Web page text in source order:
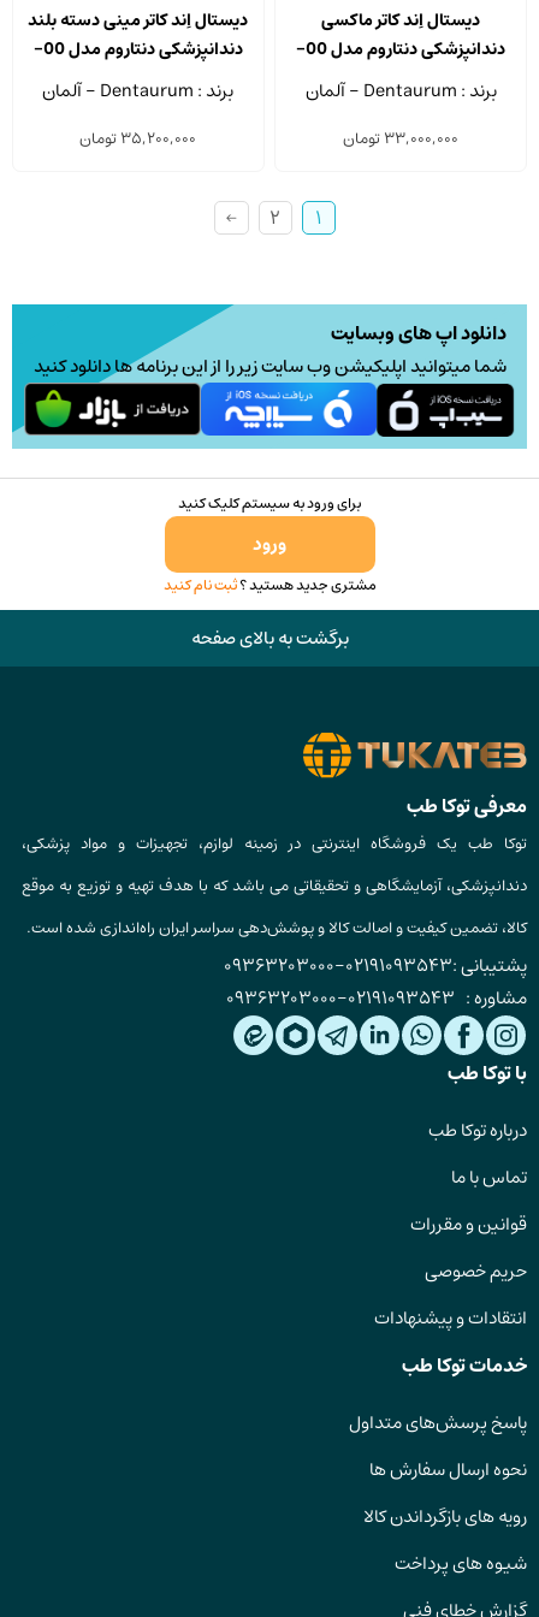
دیستال اِند کاتر ماکسی
دندانپزشکی دنتاروم مدل 00-
برند : Dentaurum - آلمان
33,000,000تومان
دیستال اِند کاتر مینی دسته بلند
دندانپزشکی دنتاروم مدل 00-
برند : Dentaurum - آلمان
35,200,000تومان
1
2
←
دانلود اپ های وبسایت
شما میتوانید اپلیکیشن وب سایت زیر را از این برنامه ها دانلود کنید
برای ورود به سیستم کلیک کنید
ورود
مشتری جدید هستید ؟ثبت نام کنید
برگشت به بالای صفحه
معرفی توکا طب
توکا طب یک فروشگاه اینترنتی در زمینه لوازم، تجهیزات و مواد پزشکی،
دندانپزشکی، آزمایشگاهی و تحقیقاتی می باشد که با هدف تهیه و توزیع به موقع
کالا، تضمین کیفیت و اصالت کالا و پوشش‌دهی سراسر ایران راه‌اندازی شده است.
پشتیبانی :02191093543
-
09363203000
مشاوره : 02191093543
-
09363203000
با توکا طب
درباره توکا طب
تماس با ما
قوانین و مقررات
حریم خصوصی
انتقادات و پیشنهادات
خدمات توکا طب
پاسخ پرسش‌های متداول
نحوه ارسال سفارش ها
رویه های بازگرداندن کالا
شیوه های پرداخت
گزارش خطای فنی